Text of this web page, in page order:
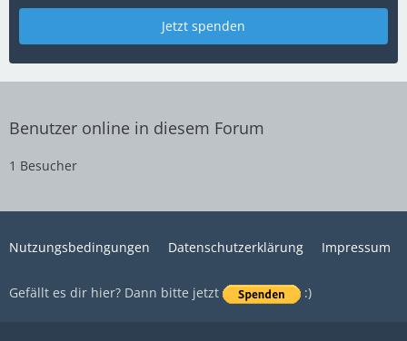
Jetzt spenden
Benutzer online in diesem Forum
1 Besucher
Nutzungsbedingungen Datenschutzerklärung Impressum
Gefällt es dir hier? Dann bitte jetzt :)